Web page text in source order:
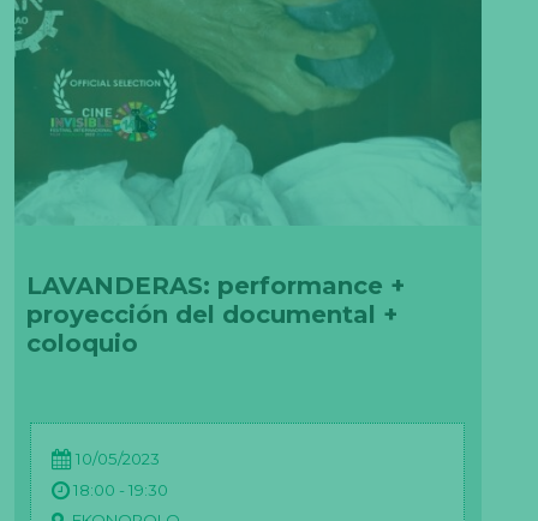
LAVANDERAS: performance +
proyección del documental +
coloquio
10/05/2023
18:00 - 19:30